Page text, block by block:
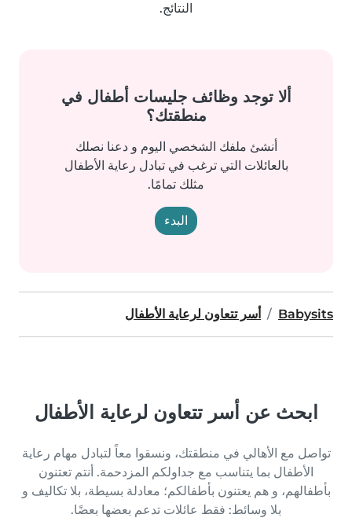
النتائج.
ألا توجد وظائف جليسات أطفال في
منطقتك؟
أنشئ ملفك الشخصي اليوم و دعنا نصلك
بالعائلات التي ترغب في تبادل رعاية الأطفال
مثلك تمامًا.
البدء
Babysits أسر تتعاون لرعاية الأطفال
ابحث عن أسر تتعاون لرعاية الأطفال
تواصل مع الأهالي في منطقتك، ونسقوا معاً لتبادل مهام رعاية
الأطفال بما يتناسب مع جداولكم المزدحمة. أنتم تعتنون
بأطفالهم، و هم يعتنون بأطفالكم؛ معادلة بسيطة، بلا تكاليف و
بلا وسائط: فقط عائلات تدعم بعضها بعضًا.